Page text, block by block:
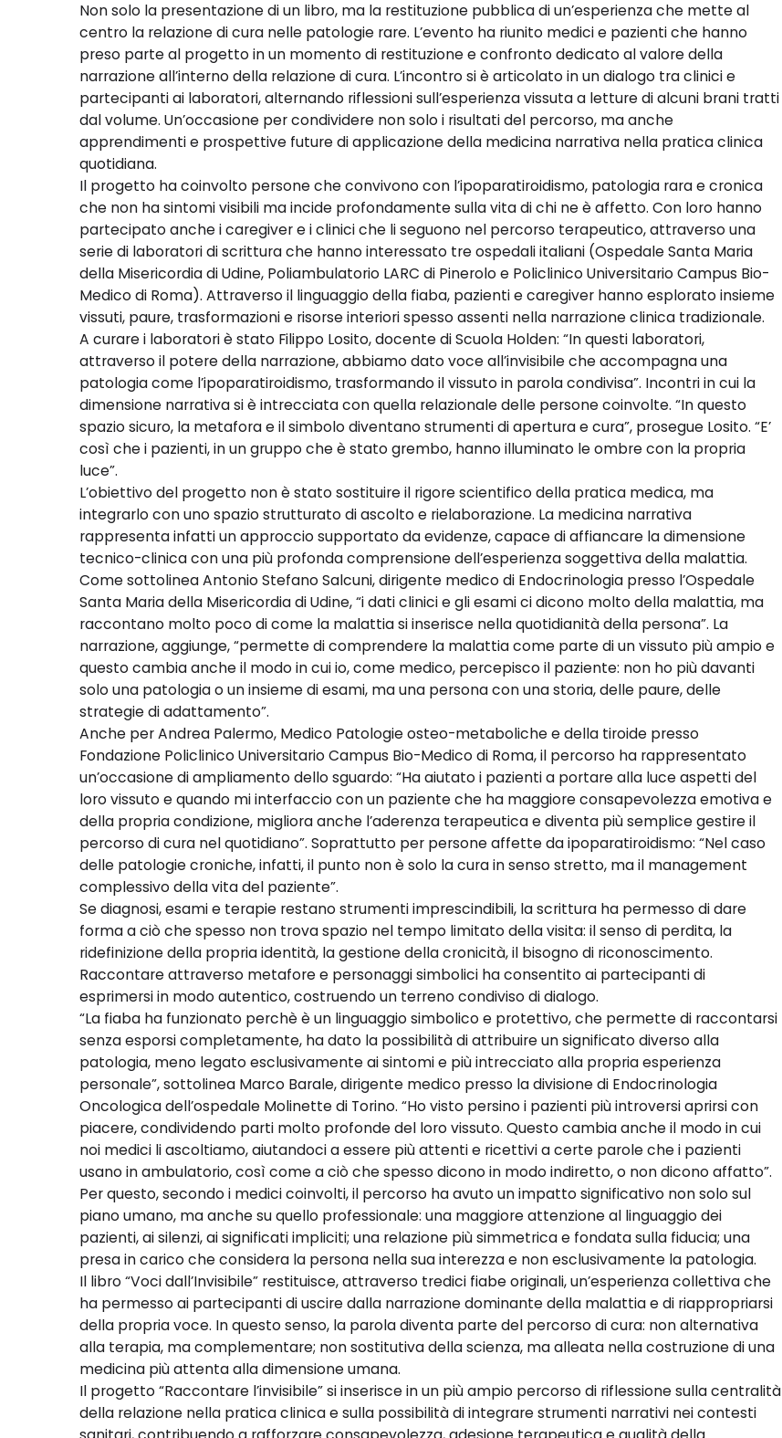
Non solo la presentazione di un libro, ma la restituzione pubblica di un’esperienza che mette al
centro la relazione di cura nelle patologie rare. L’evento ha riunito medici e pazienti che hanno
preso parte al progetto in un momento di restituzione e confronto dedicato al valore della
narrazione all’interno della relazione di cura. L’incontro si è articolato in un dialogo tra clinici e
partecipanti ai laboratori, alternando riflessioni sull’esperienza vissuta a letture di alcuni brani tratti
dal volume. Un’occasione per condividere non solo i risultati del percorso, ma anche
apprendimenti e prospettive future di applicazione della medicina narrativa nella pratica clinica
quotidiana.
Il progetto ha coinvolto persone che convivono con l’ipoparatiroidismo, patologia rara e cronica
che non ha sintomi visibili ma incide profondamente sulla vita di chi ne è affetto. Con loro hanno
partecipato anche i caregiver e i clinici che li seguono nel percorso terapeutico, attraverso una
serie di laboratori di scrittura che hanno interessato tre ospedali italiani (Ospedale Santa Maria
della Misericordia di Udine, Poliambulatorio LARC di Pinerolo e Policlinico Universitario Campus Bio-
Medico di Roma). Attraverso il linguaggio della fiaba, pazienti e caregiver hanno esplorato insieme
vissuti, paure, trasformazioni e risorse interiori spesso assenti nella narrazione clinica tradizionale.
A curare i laboratori è stato Filippo Losito, docente di Scuola Holden: “In questi laboratori,
attraverso il potere della narrazione, abbiamo dato voce all’invisibile che accompagna una
patologia come l’ipoparatiroidismo, trasformando il vissuto in parola condivisa”. Incontri in cui la
dimensione narrativa si è intrecciata con quella relazionale delle persone coinvolte. “In questo
spazio sicuro, la metafora e il simbolo diventano strumenti di apertura e cura”, prosegue Losito. “E’
così che i pazienti, in un gruppo che è stato grembo, hanno illuminato le ombre con la propria
luce”.
L’obiettivo del progetto non è stato sostituire il rigore scientifico della pratica medica, ma
integrarlo con uno spazio strutturato di ascolto e rielaborazione. La medicina narrativa
rappresenta infatti un approccio supportato da evidenze, capace di affiancare la dimensione
tecnico-clinica con una più profonda comprensione dell’esperienza soggettiva della malattia.
Come sottolinea Antonio Stefano Salcuni, dirigente medico di Endocrinologia presso l’Ospedale
Santa Maria della Misericordia di Udine, “i dati clinici e gli esami ci dicono molto della malattia, ma
raccontano molto poco di come la malattia si inserisce nella quotidianità della persona”. La
narrazione, aggiunge, “permette di comprendere la malattia come parte di un vissuto più ampio e
questo cambia anche il modo in cui io, come medico, percepisco il paziente: non ho più davanti
solo una patologia o un insieme di esami, ma una persona con una storia, delle paure, delle
strategie di adattamento”.
Anche per Andrea Palermo, Medico Patologie osteo-metaboliche e della tiroide presso
Fondazione Policlinico Universitario Campus Bio-Medico di Roma, il percorso ha rappresentato
un’occasione di ampliamento dello sguardo: “Ha aiutato i pazienti a portare alla luce aspetti del
loro vissuto e quando mi interfaccio con un paziente che ha maggiore consapevolezza emotiva e
della propria condizione, migliora anche l’aderenza terapeutica e diventa più semplice gestire il
percorso di cura nel quotidiano”. Soprattutto per persone affette da ipoparatiroidismo: “Nel caso
delle patologie croniche, infatti, il punto non è solo la cura in senso stretto, ma il management
complessivo della vita del paziente”.
Se diagnosi, esami e terapie restano strumenti imprescindibili, la scrittura ha permesso di dare
forma a ciò che spesso non trova spazio nel tempo limitato della visita: il senso di perdita, la
ridefinizione della propria identità, la gestione della cronicità, il bisogno di riconoscimento.
Raccontare attraverso metafore e personaggi simbolici ha consentito ai partecipanti di
esprimersi in modo autentico, costruendo un terreno condiviso di dialogo.
“La fiaba ha funzionato perchè è un linguaggio simbolico e protettivo, che permette di raccontarsi
senza esporsi completamente, ha dato la possibilità di attribuire un significato diverso alla
patologia, meno legato esclusivamente ai sintomi e più intrecciato alla propria esperienza
personale”, sottolinea Marco Barale, dirigente medico presso la divisione di Endocrinologia
Oncologica dell’ospedale Molinette di Torino. “Ho visto persino i pazienti più introversi aprirsi con
piacere, condividendo parti molto profonde del loro vissuto. Questo cambia anche il modo in cui
noi medici li ascoltiamo, aiutandoci a essere più attenti e ricettivi a certe parole che i pazienti
usano in ambulatorio, così come a ciò che spesso dicono in modo indiretto, o non dicono affatto”.
Per questo, secondo i medici coinvolti, il percorso ha avuto un impatto significativo non solo sul
piano umano, ma anche su quello professionale: una maggiore attenzione al linguaggio dei
pazienti, ai silenzi, ai significati impliciti; una relazione più simmetrica e fondata sulla fiducia; una
presa in carico che considera la persona nella sua interezza e non esclusivamente la patologia.
Il libro “Voci dall’Invisibile” restituisce, attraverso tredici fiabe originali, un’esperienza collettiva che
ha permesso ai partecipanti di uscire dalla narrazione dominante della malattia e di riappropriarsi
della propria voce. In questo senso, la parola diventa parte del percorso di cura: non alternativa
alla terapia, ma complementare; non sostitutiva della scienza, ma alleata nella costruzione di una
medicina più attenta alla dimensione umana.
Il progetto “Raccontare l’invisibile” si inserisce in un più ampio percorso di riflessione sulla centralità
della relazione nella pratica clinica e sulla possibilità di integrare strumenti narrativi nei contesti